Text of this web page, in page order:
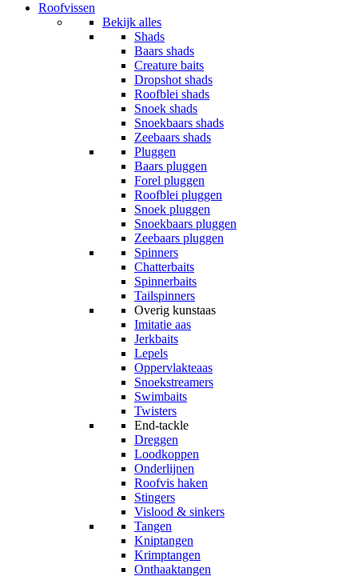
Roofvissen
Bekijk alles
Shads
Baars shads
Creature baits
Dropshot shads
Roofblei shads
Snoek shads
Snoekbaars shads
Zeebaars shads
Pluggen
Baars pluggen
Forel pluggen
Roofblei pluggen
Snoek pluggen
Snoekbaars pluggen
Zeebaars pluggen
Spinners
Chatterbaits
Spinnerbaits
Tailspinners
Overig kunstaas
Imitatie aas
Jerkbaits
Lepels
Oppervlakteaas
Snoekstreamers
Swimbaits
Twisters
End-tackle
Dreggen
Loodkoppen
Onderlijnen
Roofvis haken
Stingers
Vislood & sinkers
Tangen
Kniptangen
Krimptangen
Onthaaktangen